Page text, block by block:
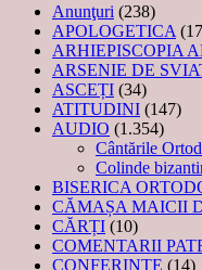
Anunţuri (238)
APOLOGETICA
ARHIEPISCOPIA
ARSENIE DE
ASCEȚI (34)
ATITUDINI (147)
AUDIO (1.354)
Cântările
Colinde
BISERICA
CĂMAȘA MAICII
CĂRȚI (10)
COMENTARII
CONFERINTE (14)